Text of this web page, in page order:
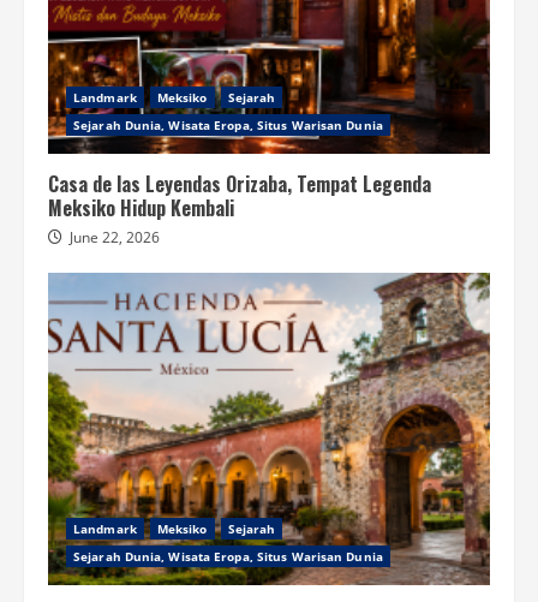
Landmark Meksiko
Sejarah
Sejarah Dunia, Wisata Eropa, Situs Warisan Dunia
Casa de las Leyendas Orizaba, Tempat Legenda
Meksiko Hidup Kembali
June 22, 2026
Landmark Meksiko
Sejarah
Sejarah Dunia, Wisata Eropa, Situs Warisan Dunia